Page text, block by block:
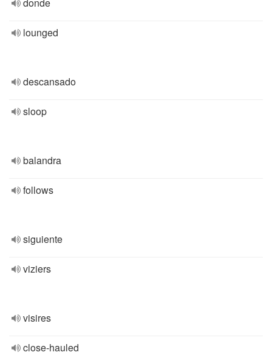
lounged
descansado
sloop
balandra
follows
siguiente
viziers
visires
close-hauled